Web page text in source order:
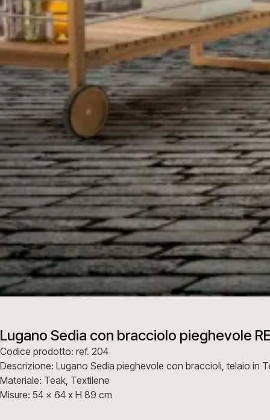
Lugano Sedia con bracciolo pieghevole
Codice prodotto: ref. 204
Descrizione: Lugano Sedia pieghevole con braccioli, telaio in
Materiale: Teak, Textilene
Misure: 54 x 64 x H 89 cm